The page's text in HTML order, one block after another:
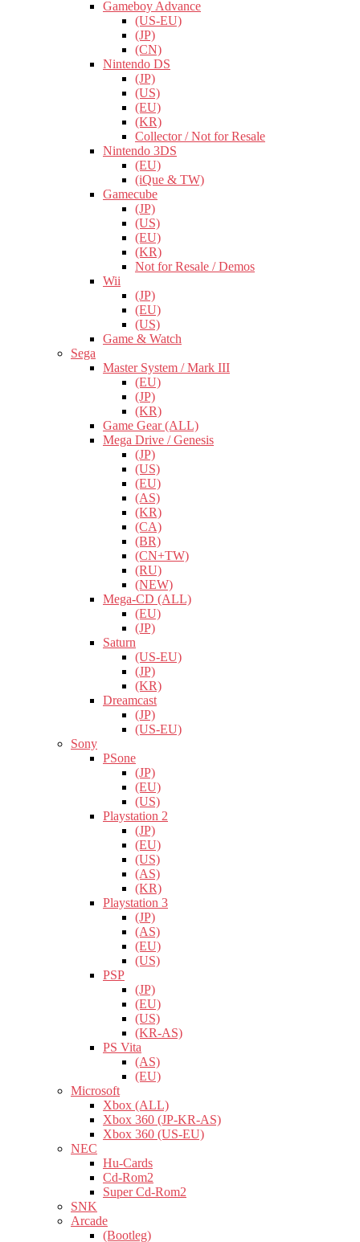
Gameboy Advance
(US-EU)
(JP)
(CN)
Nintendo DS
(JP)
(US)
(EU)
(KR)
Collector / Not for Resale
Nintendo 3DS
(EU)
(iQue & TW)
Gamecube
(JP)
(US)
(EU)
(KR)
Not for Resale / Demos
Wii
(JP)
(EU)
(US)
Game & Watch
Sega
Master System / Mark III
(EU)
(JP)
(KR)
Game Gear (ALL)
Mega Drive / Genesis
(JP)
(US)
(EU)
(AS)
(KR)
(CA)
(BR)
(CN+TW)
(RU)
(NEW)
Mega-CD (ALL)
(EU)
(JP)
Saturn
(US-EU)
(JP)
(KR)
Dreamcast
(JP)
(US-EU)
Sony
PSone
(JP)
(EU)
(US)
Playstation 2
(JP)
(EU)
(US)
(AS)
(KR)
Playstation 3
(JP)
(AS)
(EU)
(US)
PSP
(JP)
(EU)
(US)
(KR-AS)
PS Vita
(AS)
(EU)
Microsoft
Xbox (ALL)
Xbox 360 (JP-KR-AS)
Xbox 360 (US-EU)
NEC
Hu-Cards
Cd-Rom2
Super Cd-Rom2
SNK
Arcade
(Bootleg)